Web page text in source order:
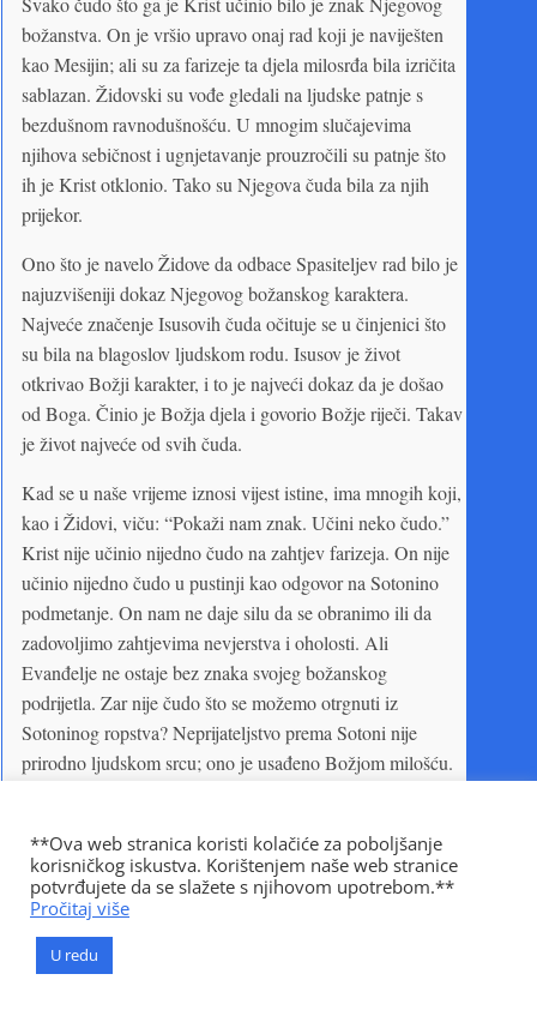
božanstva. On je vršio upravo onaj rad koji je naviješten
kao Mesijin; ali su za farizeje ta djela milosrđa bila izričita
sablazan. Židovski su vođe gledali na ljudske patnje s
bezdušnom ravnodušnošću. U mnogim slučajevima
njihova sebičnost i ugnjetavanje prouzročili su patnje što
ih je Krist otklonio. Tako su Njegova čuda bila za njih
prijekor.
Ono što je navelo Židove da odbace Spasiteljev rad bilo je
najuzvišeniji dokaz Njegovog božanskog karaktera.
Najveće značenje Isusovih čuda očituje se u činjenici što
su bila na blagoslov ljudskom rodu. Isusov je život
otkrivao Božji karakter, i to je najveći dokaz da je došao
od Boga. Činio je Božja djela i govorio Božje riječi. Takav
je život najveće od svih čuda.
Kad se u naše vrijeme iznosi vijest istine, ima mnogih koji,
kao i Židovi, viču: “Pokaži nam znak. Učini neko čudo.”
Krist nije učinio nijedno čudo na zahtjev farizeja. On nije
učinio nijedno čudo u pustinji kao odgovor na Sotonino
podmetanje. On nam ne daje silu da se obranimo ili da
zadovoljimo zahtjevima nevjerstva i oholosti. Ali
Evanđelje ne ostaje bez znaka svojeg božanskog
podrijetla. Zar nije čudo što se možemo otrgnuti iz
Sotoninog ropstva? Neprijateljstvo prema Sotoni nije
prirodno ljudskom srcu; ono je usađeno Božjom milošću.
sili, ostvareno je čudo; isto je tako i kad čovjek koji je bio
u velikoj zabludi shvati moralnu istinu. Svaki put kad se
neka duša obrati i nauči ljubiti Boga i držati Njegove
Zapovijedi, ispunjava se Božje obećanje: “I dat ću vam
novo srce, i nov duh udahnut ću u vas.” (Ezekiel 36,26)
**Ova web stranica koristi kolačiće za poboljšanje
korisničkog iskustva. Korištenjem naše web stranice
potvrđujete da se slažete s njihovom upotrebom.**
Pročitaj više
U redu